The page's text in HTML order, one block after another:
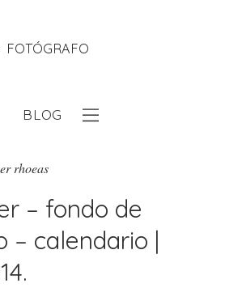
FOTÓGRAFO
BLOG
rhoeas
– fondo de
– calendario |